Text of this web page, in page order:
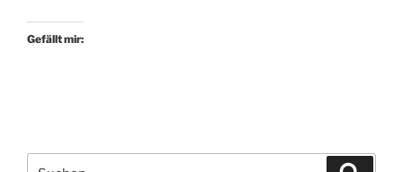
für
Gefällt mir: